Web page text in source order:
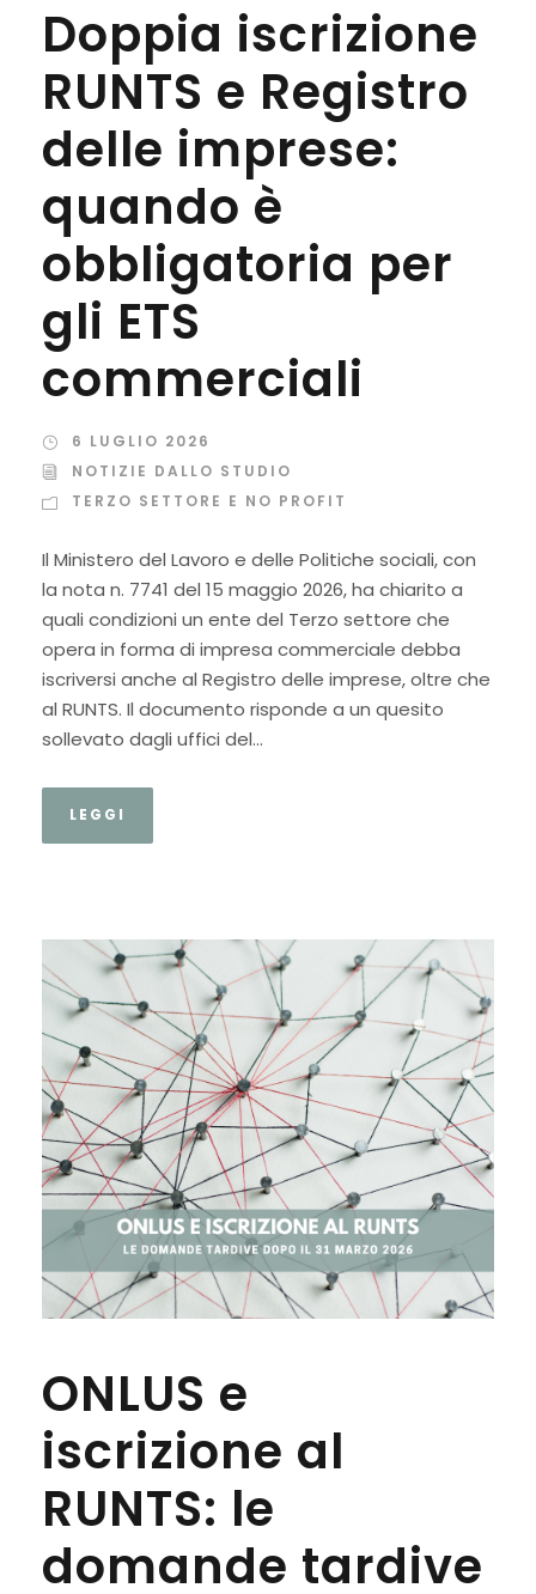
Doppia iscrizione
RUNTS e Registro
delle imprese:
quando è
obbligatoria per
gli ETS
commerciali
6 LUGLIO 2026
NOTIZIE DALLO STUDIO
TERZO SETTORE E NO PROFIT
Il Ministero del Lavoro e delle Politiche sociali, con
la nota n. 7741 del 15 maggio 2026, ha chiarito a
quali condizioni un ente del Terzo settore che
opera in forma di impresa commerciale debba
iscriversi anche al Registro delle imprese, oltre che
al RUNTS. Il documento risponde a un quesito
sollevato dagli uffici del...
LEGGI
ONLUS e
iscrizione al
RUNTS: le
domande tardive